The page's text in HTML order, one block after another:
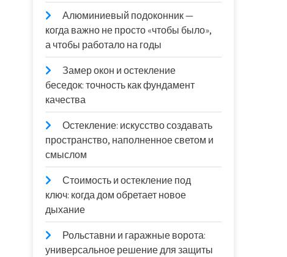
Алюминиевый подоконник —
когда важно не просто «чтобы было»,
а чтобы работало на годы
Замер окон и остекление
беседок: точность как фундамент
качества
Остекление: искусство создавать
пространство, наполненное светом и
смыслом
Стоимость и остекление под
ключ: когда дом обретает новое
дыхание
Рольставни и гаражные ворота:
универсальное решение для защиты